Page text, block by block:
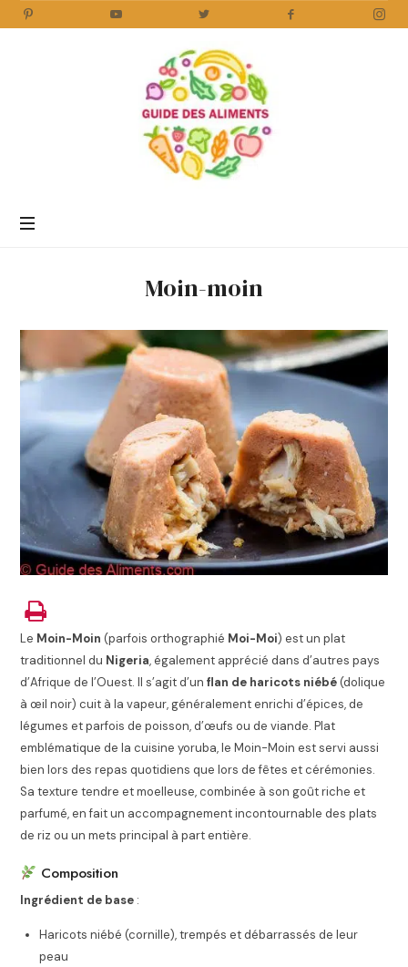
Aliments
Moin-moin
Le Moin-Moin (parfois orthographié Moi-Moi) est un plat
traditionnel du Nigeria, également apprécié dans d’autres pays
d’Afrique de l’Ouest. Il s’agit d’unflan de haricots niébé(dolique
à œil noir) cuit à la vapeur, généralement enrichi d’épices, de
légumes et parfois de poisson, d’œufs ou de viande. Plat
emblématique de la cuisine yoruba, le Moin-Moin est servi aussi
bien lors des repas quotidiens que lors de fêtes et cérémonies.
Sa texture tendre et moelleuse, combinée à son goût riche et
parfumé, en fait un accompagnement incontournable des plats
de riz ou un mets principal à part entière.
Composition
Ingrédient de base :
Haricots niébé (cornille), trempés et débarrassés de leur
peau